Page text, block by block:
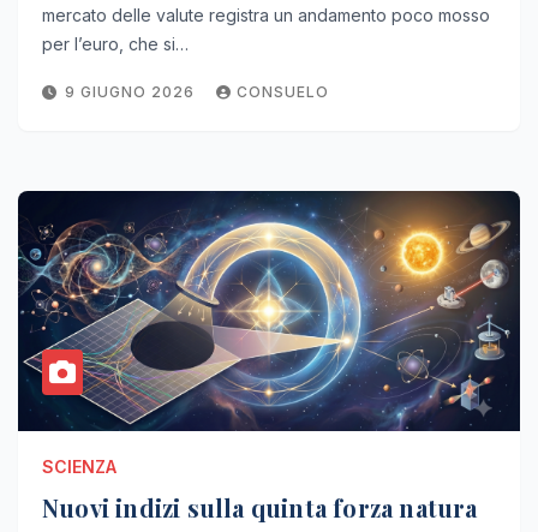
mercato delle valute registra un andamento poco mosso
per l’euro, che si…
9 GIUGNO 2026 CONSUELO
SCIENZA
Nuovi indizi sulla quinta forza natura